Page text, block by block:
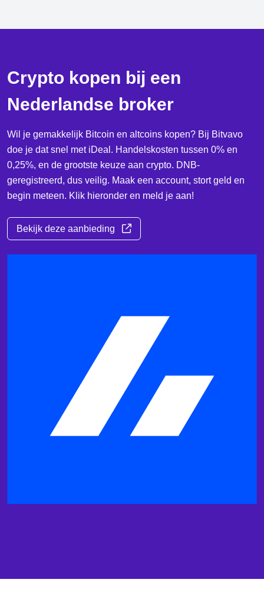
Crypto kopen bij een
Nederlandse broker
Wil je gemakkelijk Bitcoin en altcoins kopen? Bij Bitvavo
doe je dat snel met iDeal. Handelskosten tussen 0% en
0,25%, en de grootste keuze aan crypto. DNB-
geregistreerd, dus veilig. Maak een account, stort geld en
begin meteen. Klik hieronder en meld je aan!
Bekijk deze aanbieding